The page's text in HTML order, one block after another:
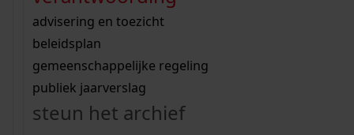
bouwvergunningen
omgevingsvergunningen
vergunningen
beeld en geluid
uitleg nodig?
Wij helpen u op weg met een aantal zoektips.
bekijk alle zoektips
Wij helpen u op weg met een aantal zoektips.
bekijk alle zoektips
bekijk ons geschiedenislokaal
advisering en toezicht
beleidsplan
gemeenschappelijke regeling
publiek jaarverslag
steun het archief
zoektips
Mijn Studiezaal (inloggen)